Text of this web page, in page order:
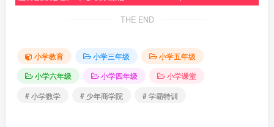
THE END
小学教育 小学三年级
小学五年级
小学六年级
小学四年级
小学课堂
# 小学数学
# 少年商学院 # 学霸特训